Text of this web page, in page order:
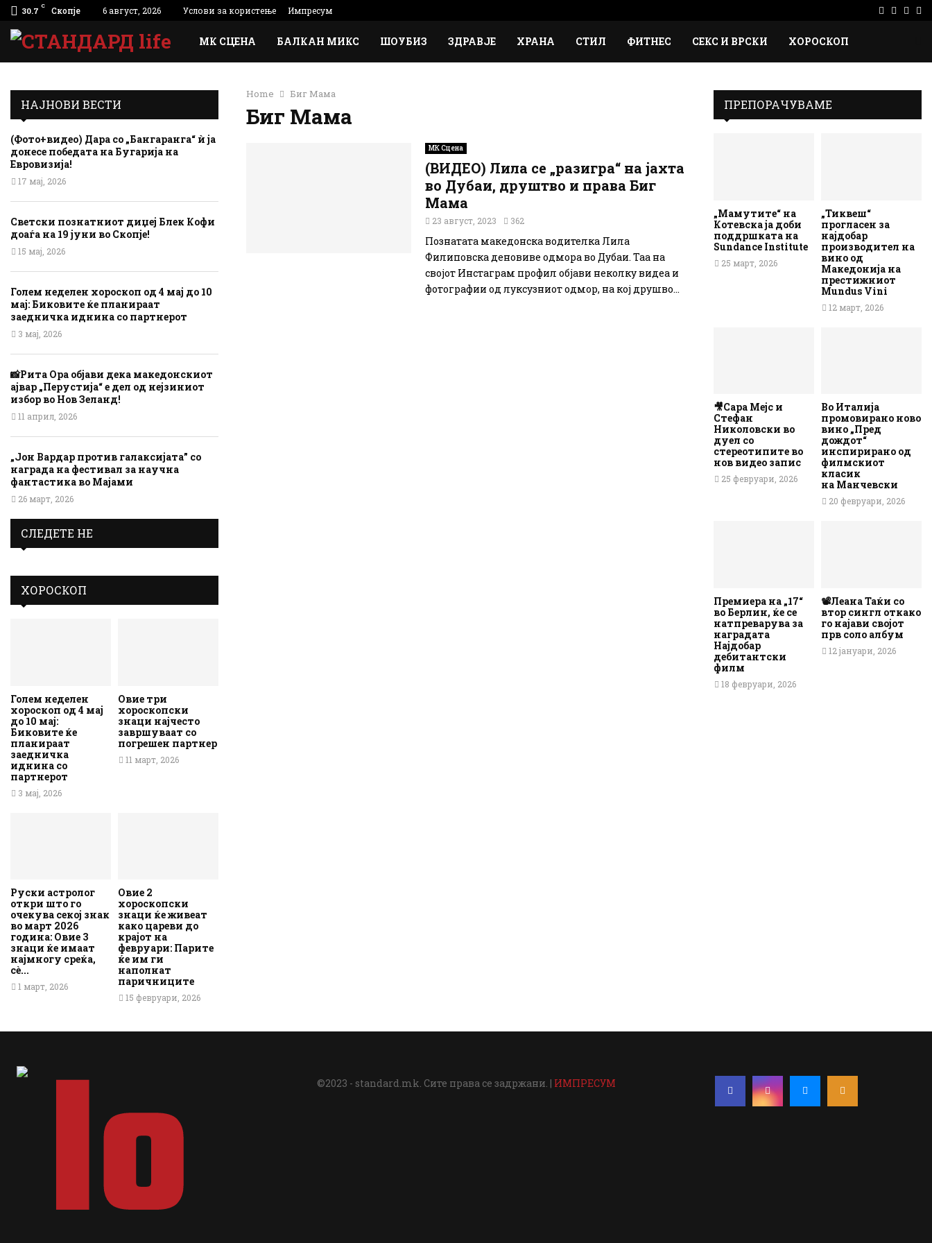
30.7 C Скопје 6 август, 2026 Услови за користење Импресум Facebook
МК СЦЕНА БАЛКАН МИКС ШОУБИЗ ЗДРАВЈЕ ХРАНА СТИЛ ФИТНЕС СЕКС И ВРСКИ ХОРОСКОП
Home Биг Мама
Биг Мама
МК Сцена
(ВИДЕО) Лила се „разигра“ на јахта
во Дубаи, друштво и права Биг
Мама
23 август, 2023 362
Познатата македонска водителка Лила
Филиповска деновиве одмора во Дубаи. Таа на
својот Инстаграм профил објави неколку видеа и
фотографии од луксузниот одмор, на кој друшво...
НАЈНОВИ ВЕСТИ
(Фото+видео) Дара со „Бангаранга“ ѝ ја
донесе победата на Бугарија на
Евровизија!
17 мај, 2026
Светски познатниот диџеј Блек Кофи
доаѓа на 19 јуни во Скопје!
15 мај, 2026
Голем неделен хороскоп од 4 мај до 10
мај: Биковите ќе планираат
заедничка иднина со партнерот
3 мај, 2026
📸Рита Ора објави дека македонскиот
ајвар „Перустија“ е дел од нејзиниот
избор во Нов Зеланд!
11 април, 2026
„Јон Вардар против галаксијата” со
награда на фестивал за научна
фантастика во Мајами
26 март, 2026
СЛЕДЕТЕ НЕ
ХОРОСКОП
Голем неделен
хороскоп од 4 мај
до 10 мај:
Биковите ќе
планираат
заедничка
иднина со
партнерот
3 мај, 2026
Овие три
хороскопски
знаци најчесто
завршуваат со
погрешен партнер
11 март, 2026
Руски астролог
откри што го
очекува секој знак
во март 2026
година: Овие 3
знаци ќе имаат
најмногу среќа,
сè...
1 март, 2026
Овие 2
хороскопски
знаци ќе живеат
како цареви до
крајот на
февруари: Парите
ќе им ги
наполнат
паричниците
15 февруари, 2026
ПРЕПОРАЧУВАМЕ
„Мамутите“ на
Котевска ја доби
поддршката на
Sundance Institute
25 март, 2026
„Тиквеш“
прогласен за
најдобар
производител на
вино од
Македонија на
престижниот
Mundus Vini
12 март, 2026
🎥Сара Мејс и
Стефан
Николовски во
дуел со
стереотипите во
нов видео запис
25 февруари, 2026
Во Италија
промовирано ново
вино „Пред
дождот“
инспирирано од
филмскиот
класик
на Манчевски
20 февруари, 2026
Премиера на „17“
во Берлин, ќе се
натпреварува за
наградата
Најдобар
дебитантски
филм
18 февруари, 2026
📽️Леана Таќи со
втор сингл откако
го најави својот
прв соло албум
12 јануари, 2026
©2023 - standard.mk. Сите права се задржани. | ИМПРЕСУМ